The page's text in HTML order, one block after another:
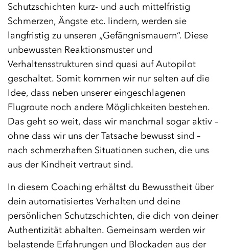
Schutzschichten kurz- und auch mittelfristig
Schmerzen, Ängste etc. lindern, werden sie
langfristig zu unseren „Gefängnismauern“. Diese
unbewussten Reaktionsmuster und
Verhaltensstrukturen sind quasi auf Autopilot
geschaltet. Somit kommen wir nur selten auf die
Idee, dass neben unserer eingeschlagenen
Flugroute noch andere Möglichkeiten bestehen.
Das geht so weit, dass wir manchmal sogar aktiv –
ohne dass wir uns der Tatsache bewusst sind –
nach schmerzhaften Situationen suchen, die uns
aus der Kindheit vertraut sind.
In diesem Coaching erhältst du Bewusstheit über
dein automatisiertes Verhalten und deine
persönlichen Schutzschichten, die dich von deiner
Authentizität abhalten. Gemeinsam werden wir
belastende Erfahrungen und Blockaden aus der